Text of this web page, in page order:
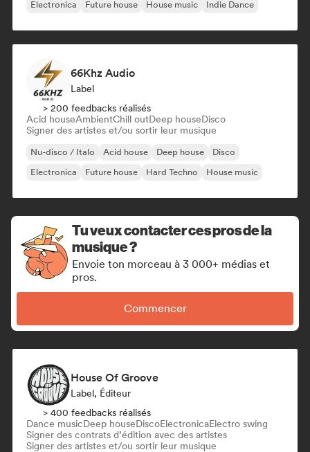
Electronica Future house House music Indie Dance
66Khz Audio
Label
> 200 feedbacks réalisés
Acid houseAmbientChill outDeep houseDisco
Signer des artistes et/ou sortir leur musique
Nu-disco / Italo Acid house Deep house
Disco
Electronica
Future house Hard Techno House music
Tu veux contacter ces pros de la
musique ?
Envoie ton morceau à 3 000+ médias et
pros.
Commencer
House Of Groove
Label, Éditeur
> 400 feedbacks réalisés
Dance musicDeep houseDiscoElectronicaElectro swing
Signer des contrats d’édition avec des artistes
Signer des artistes et/ou sortir leur musique